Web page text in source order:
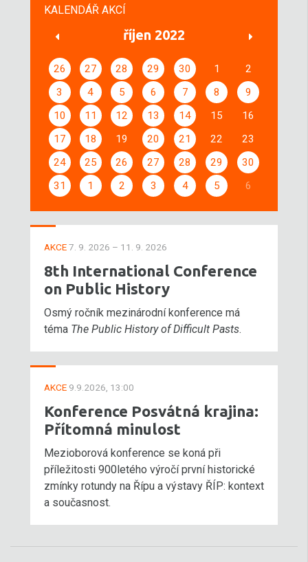
KALENDÁŘ AKCÍ
říjen 2022
26 27 28 29 30 1
2
3
4 5 6 7 8
9
10
11 12 13 14 15
16
17
18 19 20 21 22
23
24
25 26 27 28 29
30
31
1 2 3 4 5 6
AKCE7. 9. 2026 – 11. 9. 2026
8th International Conference
on Public History
Osmý ročník mezinárodní konference má
téma The Public History of Difficult Pasts.
AKCE 9.9.2026, 13:00
Konference Posvátná krajina:
Přítomná minulost
Mezioborová konference se koná při
příležitosti 900letého výročí první historické
zmínky rotundy na Řípu a výstavy ŘÍP: kontext
a současnost.